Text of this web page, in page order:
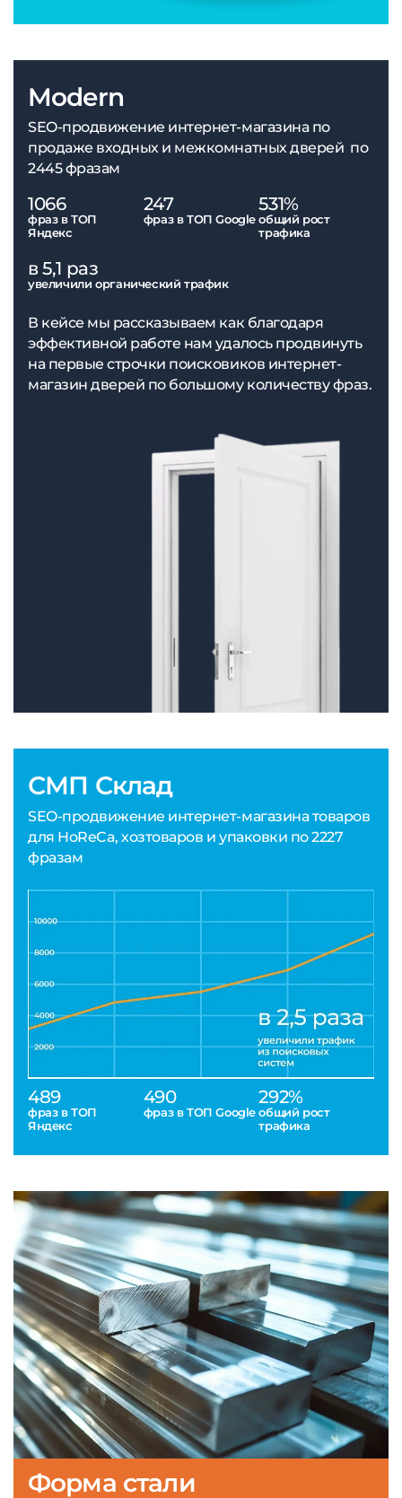
СМП Склад
SEO-продвижение интернет-магазина товаров
для HoReCa, хозтоваров и упаковки по 2227
фразам
489
фраз в ТОП
Яндекс
490
фраз в ТОП Google
292%
общий рост
трафика
Modern
SEO-продвижение интернет-магазина по
продаже входных и межкомнатных дверей по
2445 фразам
1066
фраз в ТОП
Яндекс
247
фраз в ТОП Google
531%
общий рост
трафика
в 5,1 раз
увеличили органический трафик
В кейсе мы рассказываем как благодаря
эффективной работе нам удалось продвинуть
на первые строчки поисковиков интернет-
магазин дверей по большому количеству фраз.
Форма стали